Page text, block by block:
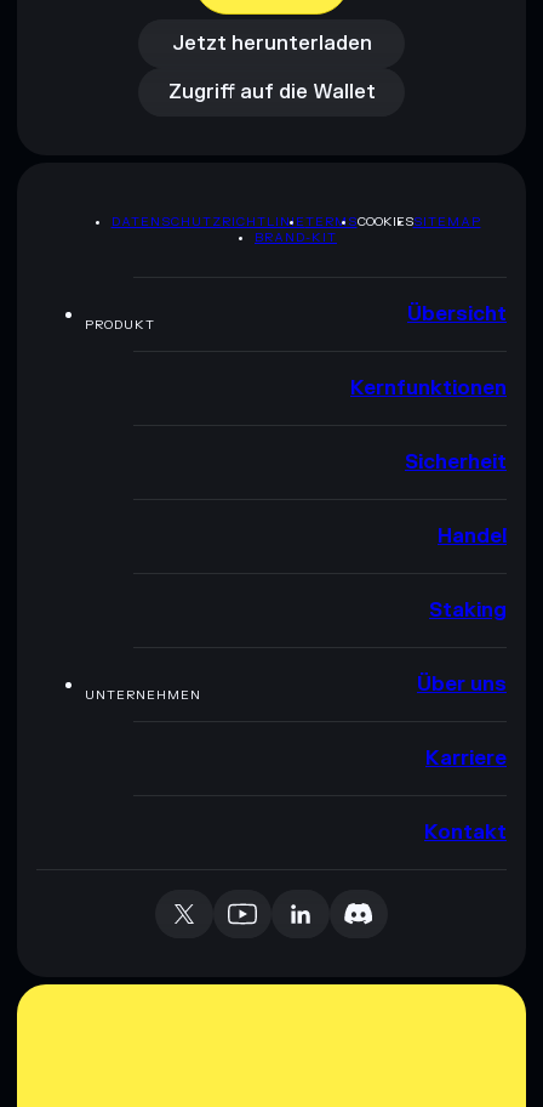
Jetzt herunterladen
Zugriff auf die Wallet
Zugriff auf die Wallet
DATENSCHUTZRICHTLINIETERMSCOOKIESSITEMAP
BRAND-KIT
PRODUKT Übersicht
Kernfunktionen
Sicherheit
Handel
Staking
UNTERNEHMEN Über uns
Karriere
Kontakt